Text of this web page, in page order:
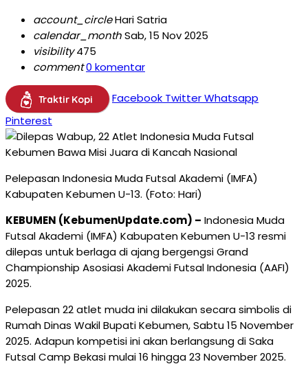
account_circleHari Satria
calendar_monthSab, 15 Nov 2025
visibility475
comment0 komentar
Traktir Kopi Facebook TwitterWhatsapp
Pinterest
Pelepasan Indonesia Muda Futsal Akademi (IMFA)
Kabupaten Kebumen U-13. (Foto: Hari)
KEBUMEN (KebumenUpdate.com) – Indonesia Muda
Futsal Akademi (IMFA) Kabupaten Kebumen U-13 resmi
dilepas untuk berlaga di ajang bergengsi Grand
Championship Asosiasi Akademi Futsal Indonesia (AAFI)
2025.
Pelepasan 22 atlet muda ini dilakukan secara simbolis di
Rumah Dinas Wakil Bupati Kebumen, Sabtu 15 November
2025. Adapun kompetisi ini akan berlangsung di Saka
Futsal Camp Bekasi mulai 16 hingga 23 November 2025.